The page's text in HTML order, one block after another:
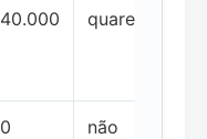
40.000 quarenta mil
0
não